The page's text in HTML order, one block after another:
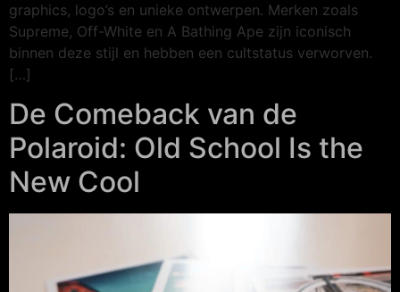
graphics, logo’s en unieke ontwerpen. Merken zoals
Supreme, Off-White en A Bathing Ape zijn iconisch
binnen deze stijl en hebben een cultstatus verworven.
[…]
De Comeback van de
Polaroid: Old School Is the
New Cool